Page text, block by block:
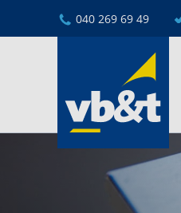
040 269 69 49